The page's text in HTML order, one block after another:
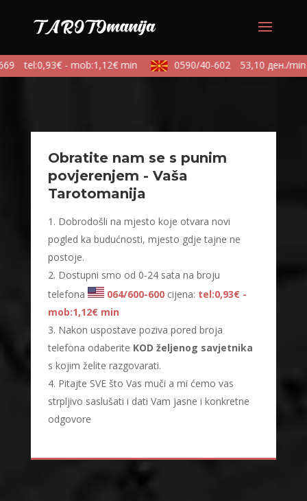
tel:0,93€ - mob:1,12€ min 0590/40-602 53,10 ден./min
Obratite nam se s punim
povjerenjem - Vaša
Tarotomanija
Dobrodošli na mjesto koje otvara novi
pogled ka budućnosti, mjesto gdje tajne ne
postoje.
Dostupni smo od 0-24 sata na broju
telefona
064/600-600 cijena: tel:0,93€ -
mob:1,12€ min
Nakon uspostave poziva pored broja
telefona odaberite KOD željenog savjetnika
s kojim želite razgovarati.
Pitajte SVE što Vas muči a mi ćemo vas
strpljivo saslušati i dati Vam jasne i konkretne
odgovore